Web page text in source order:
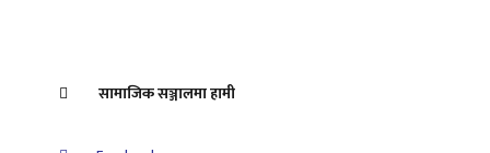
सामाजिक सञ्जालमा हामी